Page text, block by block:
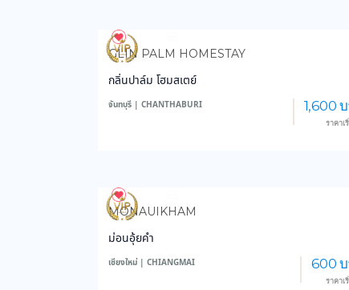
3,757
GLIN PALM HOMESTAY
กลิ่นปาล์ม โฮมสเตย์
จันทบุรี | CHANTHABURI 1,600
ราคาเ
3,973
MONAUIKHAM
ม่อนอุ้ยคำ
เชียงใหม่ | CHIANGMAI 600
ราคาเ